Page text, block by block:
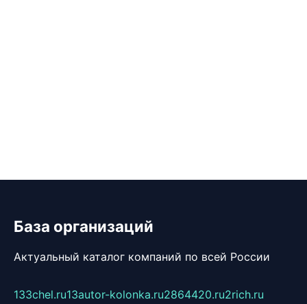
База организаций
Актуальный каталог компаний по всей России
133chel.ru13autor-kolonka.ru2864420.ru2rich.ru